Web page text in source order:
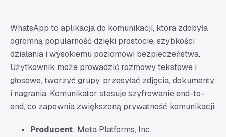
WhatsApp to aplikacja do komunikacji, która zdobyła
ogromną popularność dzięki prostocie, szybkości
działania i wysokiemu poziomowi bezpieczeństwa.
Użytkownik może prowadzić rozmowy tekstowe i
głosowe, tworzyć grupy, przesyłać zdjęcia, dokumenty
i nagrania. Komunikator stosuje szyfrowanie end-to-
end, co zapewnia zwiększoną prywatność komunikacji.
Producent: Meta Platforms, Inc.